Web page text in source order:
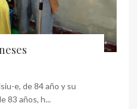
e, de 84 año y su
83 años, h...